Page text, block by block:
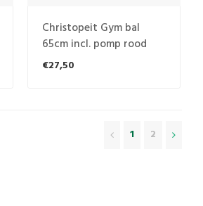
Christopeit Gym bal
65cm incl. pomp rood
€27,50
1 2